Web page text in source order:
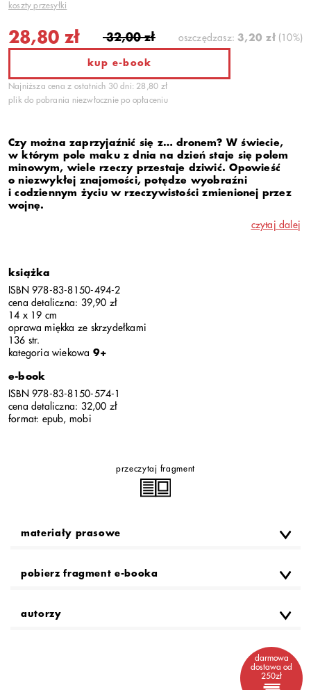
koszty przesyłki
28,80 zł 32,00 zł oszczędzasz:3,20 zł(10%)
kup e-book
Najniższa cena z ostatnich 30 dni: 28,80 zł
plik do pobrania niezwłocznie po opłaceniu
Czy można zaprzyjaźnić się z… dronem? W świecie,
w którym pole maku z dnia na dzień staje się polem
minowym, wiele rzeczy przestaje dziwić. Opowieść
o niezwykłej znajomości, potędze wyobraźni
i codziennym życiu w rzeczywistości zmienionej przez
wojnę.
czytaj dalej
książka
ISBN 978-83-8150-494-2
cena detaliczna: 39,90 zł
14 x 19 cm
oprawa miękka ze skrzydełkami
136 str.
kategoria wiekowa 9+
e-book
ISBN 978-83-8150-574-1
cena detaliczna: 32,00 zł
format: epub, mobi
przeczytaj fragment
materiały prasowe
pobierz fragment e-booka
autorzy
darmowa
dostawa od
250zł